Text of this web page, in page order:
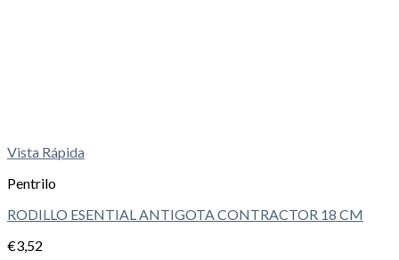
Vista Rápida
Pentrilo
RODILLO ESENTIAL ANTIGOTA CONTRACTOR 18 CM
€3,52